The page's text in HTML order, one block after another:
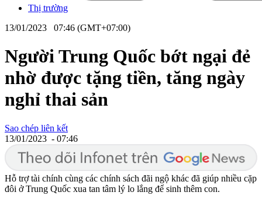
Thị trường
13/01/2023 07:46 (GMT+07:00)
Người Trung Quốc bớt ngại đẻ
nhờ được tặng tiền, tăng ngày
nghỉ thai sản
Sao chép liên kết
13/01/2023 - 07:46
Hỗ trợ tài chính cùng các chính sách đãi ngộ khác đã giúp nhiều cặp
đôi ở Trung Quốc xua tan tâm lý lo lắng để sinh thêm con.